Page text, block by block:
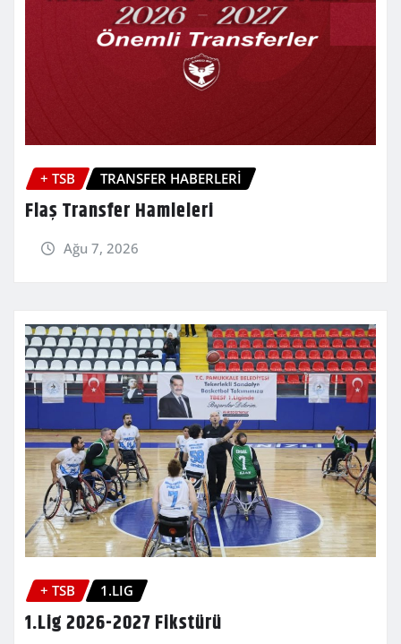
+ TSB TRANSFER HABERLERİ
Flaş Transfer Hamleleri
Ağu 7, 2026
+ TSB 1.LIG
1.Lig 2026-2027 Fikstürü